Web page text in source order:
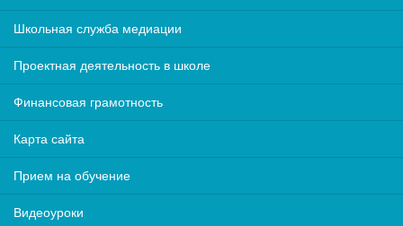
Школьная служба медиации
Проектная деятельность в школе
Финансовая грамотность
Карта сайта
Прием на обучение
Видеоуроки